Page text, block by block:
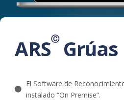
ARSⒸGrúas
El Software de
instalado “On Premise”.